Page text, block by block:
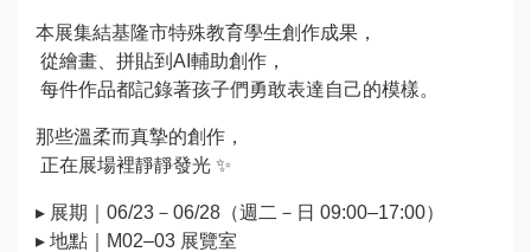
本展集結基隆市特殊教育學生創作成果，
從繪畫、拼貼到AI輔助創作，
每件作品都記錄著孩子們勇敢表達自己的模樣。
那些溫柔而真摯的創作，
正在展場裡靜靜發光 ✨
▸ 展期｜06/23－06/28（週二－日 09:00–17:00）
▸ 地點｜M02–03 展覽室